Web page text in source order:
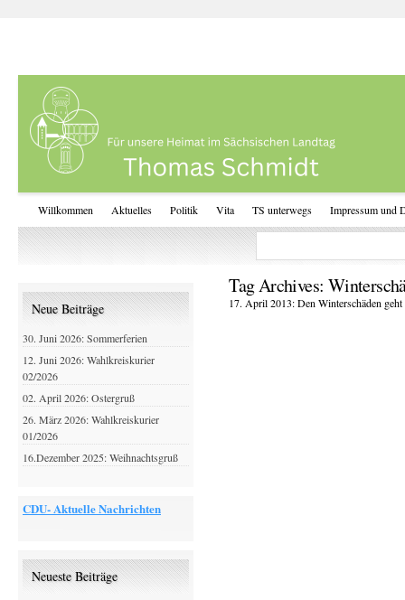
Willkommen Aktuelles Politik Vita TS unterwegs Impressum und
Tag Archives:
17. April 2013: Den Winterschäden
Neue Beiträge
30. Juni 2026: Sommerferien
12. Juni 2026: Wahlkreiskurier
02/2026
02. April 2026: Ostergruß
26. März 2026: Wahlkreiskurier
01/2026
16.Dezember 2025: Weihnachtsgruß
CDU- Aktuelle Nachrichten
Neueste Beiträge